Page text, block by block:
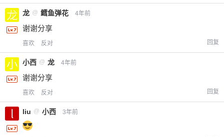
龙 @ 鳕鱼弹花 4年前
谢谢分享
喜欢 反对 回复
小西 @ 龙 4年前
谢谢分享
喜欢 反对 回复
liu @ 小西 3年前